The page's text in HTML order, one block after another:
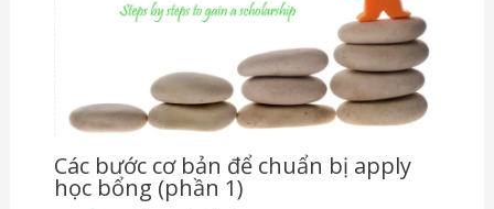
Các bước cơ bản để chuẩn bị apply
học bổng (phần 1)